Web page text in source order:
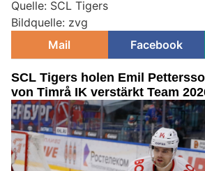
Quelle: SCL Tigers
Bildquelle: zvg
Mail
Facebook
SCL Tigers holen Emil
von Timrå IK verstärkt Team